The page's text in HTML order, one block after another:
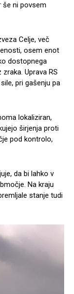
še ni povsem
Celje, več
osem enot
dostopnega
Uprava RS
pri gašenju pa
lokaliziran,
širjenja proti
pod kontrolo,
da bi lahko v
Na kraju
stanje tudi